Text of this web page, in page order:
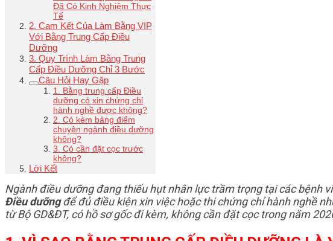
Đã Có Kinh Nghiệm Thực
Tế
2. Cam Kết Của Làm Bằng VIP
Với Bằng Trung Cấp Điều
Dưỡng
3. Quy Trình Làm Bằng Trung
Cấp Điều Dưỡng Chỉ 3 Bước
Câu Hỏi Hay Gặp
1. Bằng trung cấp Điều
dưỡng có xin chứng chỉ
hành nghề được không?
2. Có kèm bảng điểm
chuyên ngành điều dưỡng
không?
3. Có cần đặt cọc trước
không?
Lời Kết
Ngành điều dưỡng đang thiếu hụt nhân lực trầm trọng tại các bệnh
Điều dưỡngđể đủ điều kiện xin việc hoặc thi chứng chỉ hành nghề
từ Bộ GD&ĐT, có hồ sơ gốc đi kèm, không cần đặt cọc trong năm